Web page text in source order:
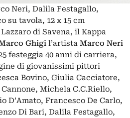
Neri, Dalila Festagallo,
su tavola, 12 x 15 cm
di Savena, il Kappa
Ghigi l’artista Marco Neri
festeggia 40 anni di carriera,
di giovanissimi pittori
Bovino, Giulia Cacciatore,
Michela C.C.Riello,
D’Amato, Francesco De Carlo,
Di Bari, Dalila Festagallo,